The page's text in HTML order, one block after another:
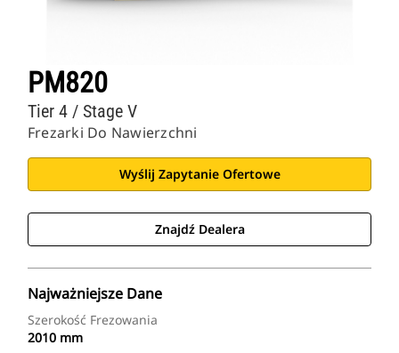
PM820
Frezarki Do Nawierzchni
Tier 4 / Stage V
Wyślij Zapytanie Ofertowe
Znajdź Dealera
Najważniejsze Dane
Szerokość Frezowania
2010 mm